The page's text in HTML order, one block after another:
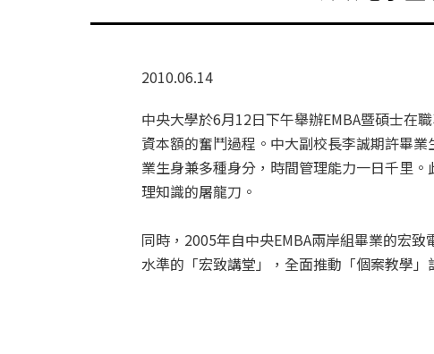
2010.06.14
中央大學於6月12日下午舉辦EMBA暨碩士在
資本額的奮鬥過程。中大副校長李誠期許畢
業生身兼多種身分，時間管理能力一日千里
理知識的屠龍刀。
同時，2005年自中央EMBA兩岸組畢業的宏
水準的「宏致講堂」，全面推動「個案教學」